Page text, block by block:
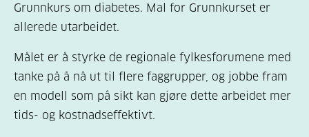
Grunnkurs om diabetes. Mal for Grunnkurset er
allerede utarbeidet.
Målet er å styrke de regionale fylkesforumene med
tanke på å nå ut til flere faggrupper, og jobbe fram
en modell som på sikt kan gjøre dette arbeidet mer
tids- og kostnadseffektivt.